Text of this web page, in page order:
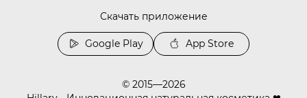
Скачать приложение
Google Play App Store
© 2015—2026